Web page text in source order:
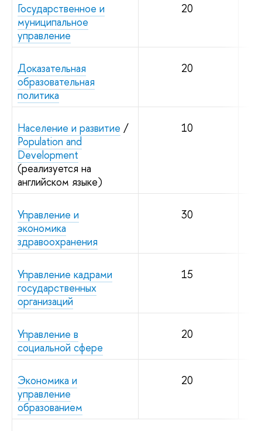
Государственное и
муниципальное
управление
20
Доказательная
образовательная
политика
20
Население и развитие /
Population and
Development
(реализуется на
английском языке)
10
Управление и
экономика
здравоохранения
30
Управление кадрами
государственных
организаций
15
Управление в
социальной сфере
20
Экономика и
управление
образованием
20